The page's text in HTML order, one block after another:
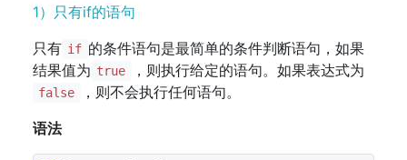
1）只有if的语句
只有 if 的条件语句是最简单的条件判断语句，如果
结果值为 true ，则执行给定的语句。如果表达式为
false
，则不会执行任何语句。
语法